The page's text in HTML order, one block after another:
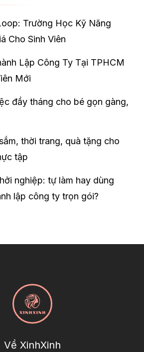
Trường Học Kỹ Năng
Cho Sinh Viên
Lập Công Ty Tại TPHCM
Mới
đầy tháng cho bé gọn gàng,
thời trang, quà tặng cho
tập
nghiệp: tự làm hay dùng
lập công ty trọn gói?
Về XinhXinh